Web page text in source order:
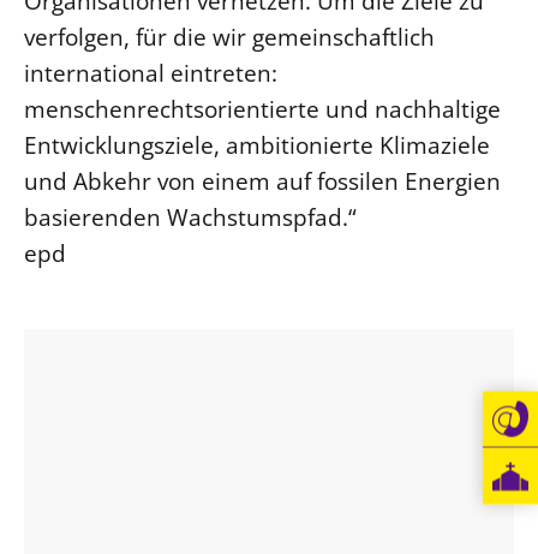
verfolgen, für die wir gemeinschaftlich
international eintreten:
menschenrechtsorientierte und nachhaltige
Entwicklungsziele, ambitionierte Klimaziele
und Abkehr von einem auf fossilen Energien
basierenden Wachstumspfad.“
epd